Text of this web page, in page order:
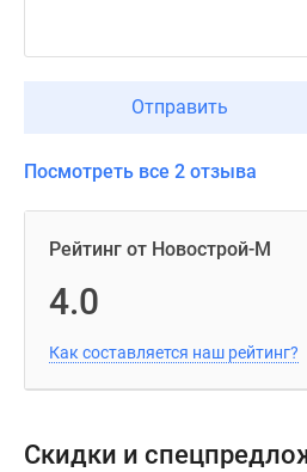
Отправить
Посмотреть все 2 отзыва
Рейтинг от Новострой-М
4.0
Как составляется наш рейтинг?
Скидки и